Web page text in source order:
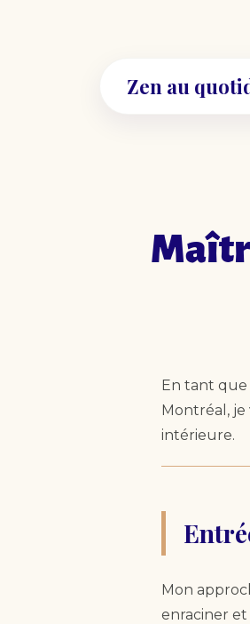
Zen au
En tant que
Montréal,
intérieure.
Mon
enraciner